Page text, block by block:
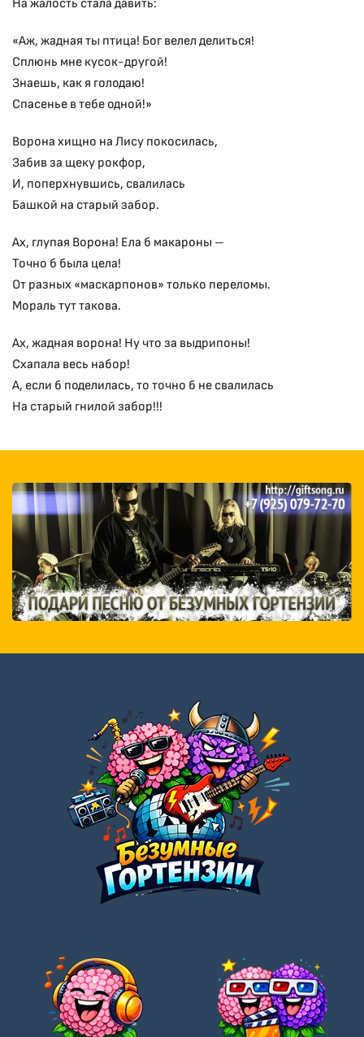
На жалость стала давить:
«Аж, жадная ты птица! Бог велел делиться!
Сплюнь мне кусок-другой!
Знаешь, как я голодаю!
Спасенье в тебе одной!»
Ворона хищно на Лису покосилась,
Забив за щеку рокфор,
И, поперхнувшись, свалилась
Башкой на старый забор.
Ах, глупая Ворона! Ела б макароны –
Точно б была цела!
От разных «маскарпонов» только переломы.
Мораль тут такова.
Ах, жадная ворона! Ну что за выдрипоны!
Схапала весь набор!
А, если б поделилась, то точно б не свалилась
На старый гнилой забор!!!